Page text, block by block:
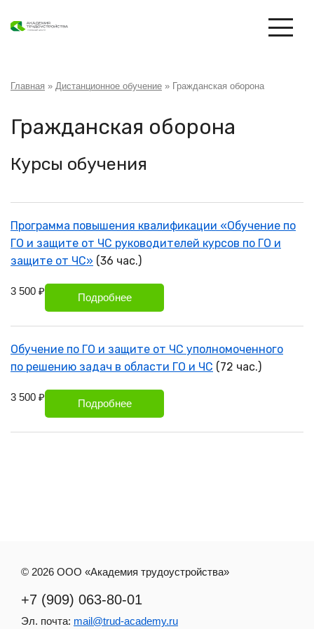
основному
Строка
Главная Дистанционное обучение Гражданская оборона
Гражданская оборона
Курсы обучения
Программа повышения квалификации «Обучение по
ГО и защите от ЧС руководителей курсов по ГО и
защите от ЧС» (36 час.)
3 500 ₽
Подробнее
Обучение по ГО и защите от ЧС уполномоченного
по решению задач в области ГО и ЧС (72 час.)
3 500 ₽
Подробнее
© 2026 ООО «Академия трудоустройства»
+7 (909) 063-80-01
Эл. почта: mail@trud-academy.ru